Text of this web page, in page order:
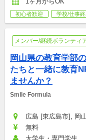
初心者歓迎 学校/仕事
メンバー/継続ボランティ
岡山県の教育学部
たちと一緒に教育
ませんか？
Smile Formula
広島 [東広島市], 岡
無料
大学生・専門学生